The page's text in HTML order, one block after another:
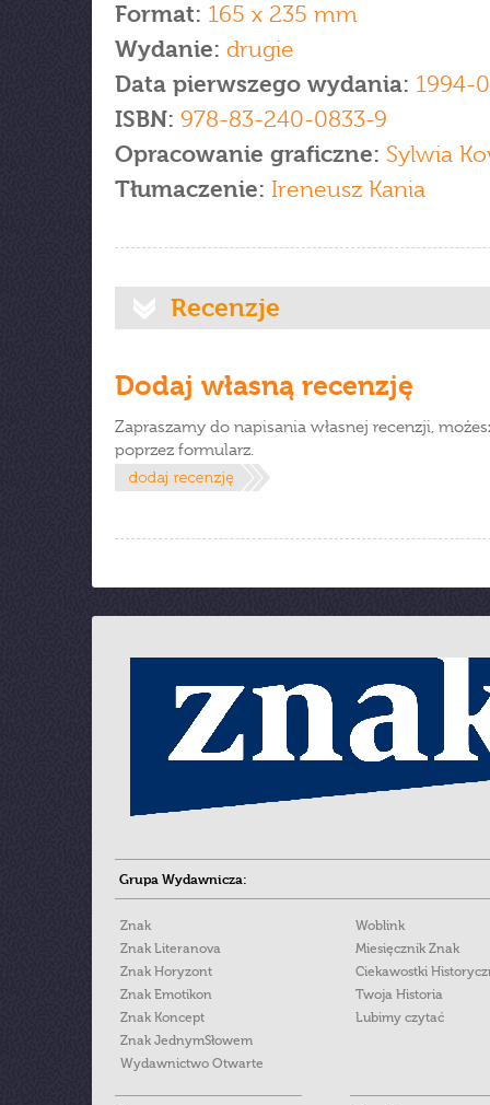
Format: 165 x 235 mm
Wydanie: drugie
Data pierwszego wydania: 1994-
ISBN: 978-83-240-0833-9
Opracowanie graficzne: Sylwia
Tłumaczenie: Ireneusz Kania
Recenzje
Dodaj własną recenzję
Zapraszamy do napisania własnej recenzji,
poprzez formularz.
Grupa Wydawnicza:
Znak
Znak Literanova
Znak Horyzont
Znak Emotikon
Znak Koncept
Znak JednymSłowem
Wydawnictwo Otwarte
Woblink
Miesięcznik Znak
Ciekawostki
Twoja Historia
Lubimy czytać